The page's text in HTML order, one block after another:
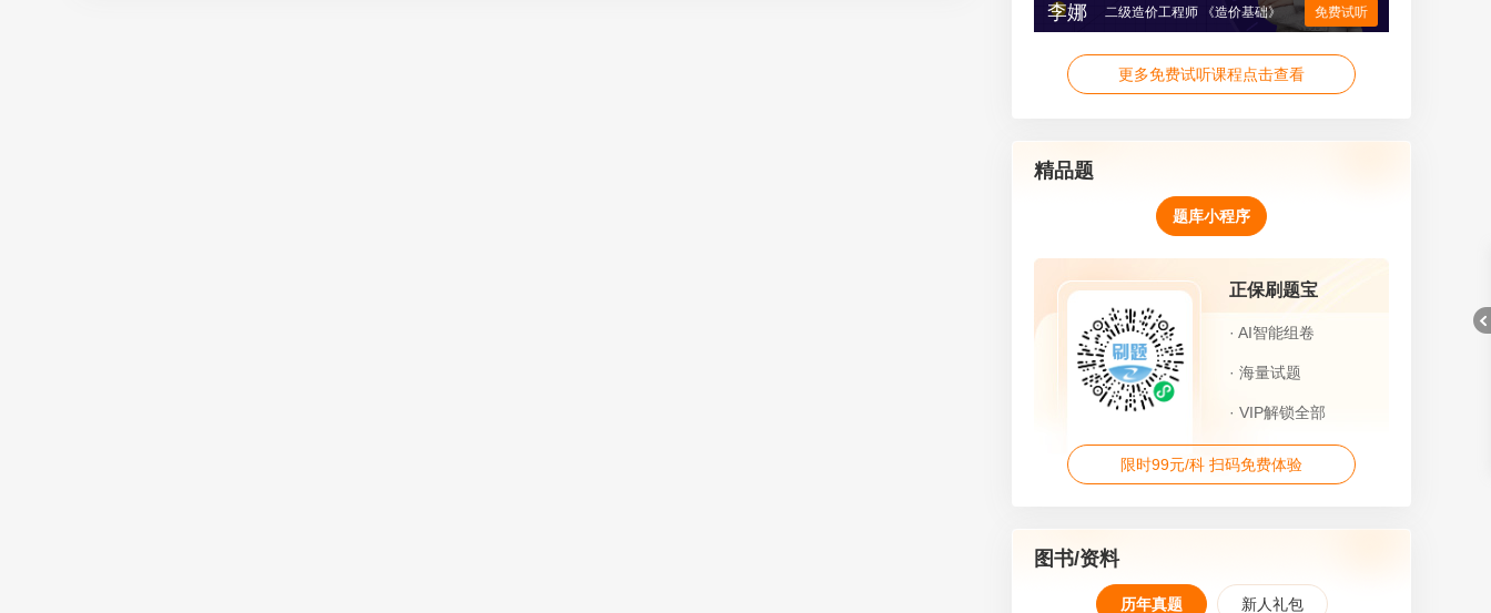
李娜 二级造价工程师 《造价基础》 免费试听
更多免费试听课程点击查看
精品题
题库小程序
正保刷题宝
· AI智能组卷
· 海量试题
· VIP解锁全部
限时99元/科 扫码免费体验
图书/资料
历年真题 新人礼包